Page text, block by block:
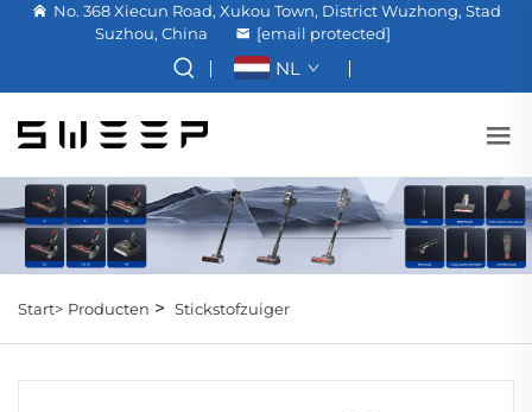
No. 368 Xiecun Road, Xukou Town, District Wuzhong, Stad
Suzhou, China
[email protected]
NL
Start> Producten > Stickstofzuiger